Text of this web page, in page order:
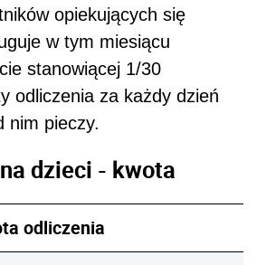
opiekujących się
w tym miesiącu
stanowiącej 1/30
odliczenia za każdy dzień
nim pieczy.
dzieci - kwota
odliczenia